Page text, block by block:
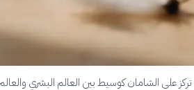
على الشامان كوسيط بين العالم البشري